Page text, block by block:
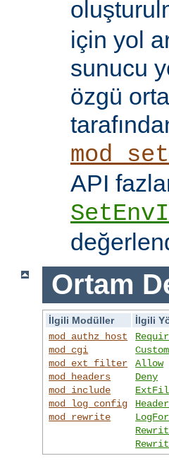
için yol
sunucu
özgü
API
Ortam
İlgili Modüller
İlgili
mod_authz_host
mod_cgi
mod_ext_filter
mod_headers
mod_include
mod_log_config
mod_rewrite
Allow
Deny
Header